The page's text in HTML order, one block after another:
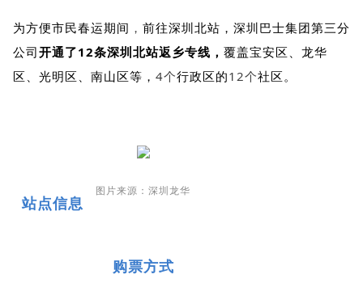
为方便市民春运期间 ， 前往深圳北站， 深圳巴士集团第三分
公司开通了12条深圳北站返乡专线， 覆盖宝安区、龙华
区、光明区、南山区等， 4个行政区的12个社区。
站点信息
图片来源：深圳龙华
购票方式